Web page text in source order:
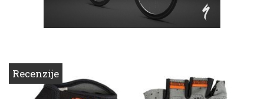
Recenzije